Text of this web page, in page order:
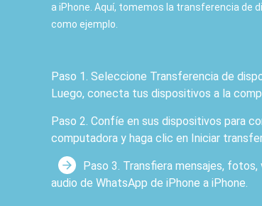
a iPhone. Aquí, tomemos la transferencia de
como ejemplo.
Paso 1. Seleccione Transferencia
dispositivo. Luego, conecta tus
Paso 2. Confíe en sus dispositivos para
computadora y haga clic en Iniciar
Paso 3. Transfiera mensajes, fotos,
WhatsApp de iPhone a iPhone.